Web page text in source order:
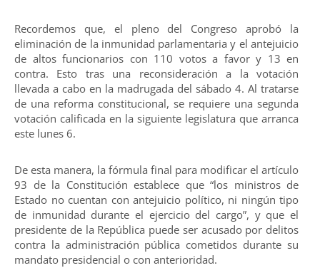
Recordemos que, el pleno del Congreso aprobó la
eliminación de la inmunidad parlamentaria y el antejuicio
de altos funcionarios con 110 votos a favor y 13 en
contra. Esto tras una reconsideración a la votación
llevada a cabo en la madrugada del sábado 4. Al tratarse
de una reforma constitucional, se requiere una segunda
votación calificada en la siguiente legislatura que arranca
este lunes 6.
De esta manera, la fórmula final para modificar el artículo
93 de la Constitución establece que “los ministros de
Estado no cuentan con antejuicio político, ni ningún tipo
de inmunidad durante el ejercicio del cargo”, y que el
presidente de la República puede ser acusado por delitos
contra la administración pública cometidos durante su
mandato presidencial o con anterioridad.